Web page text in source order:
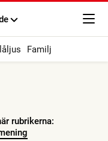
Familj
rubrikerna: